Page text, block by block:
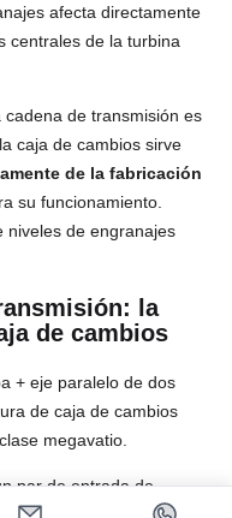
afecta directamente
centrales de la turbina
cadena de transmisión es
caja de cambios sirve
de la fabricación
su funcionamiento.
niveles de engranajes
la
de cambios
+ eje paralelo de dos
de caja de cambios
megavatio.
par de entrada de
una velocidad de salida